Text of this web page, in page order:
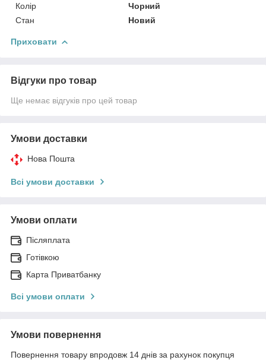
Колір
Чорний
Стан
Новий
Приховати
Відгуки про товар
Ще немає відгуків про цей товар
Умови доставки
Нова Пошта
Всі умови доставки
Умови оплати
Післяплата
Готівкою
Карта Приватбанку
Всі умови оплати
Умови повернення
Повернення товару впродовж 14 днів за рахунок покупця